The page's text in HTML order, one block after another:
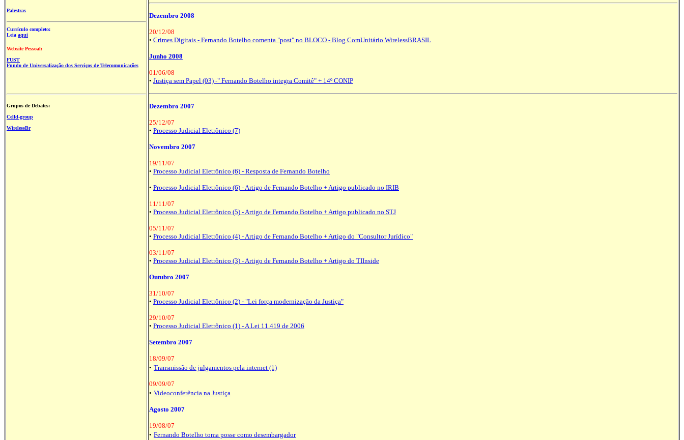
Palestras
Currículo completo:
Leia aqui
Website Pessoal:
FUST
Fundo de Universalização dos Serviços de Telecomunicações
Grupos de Debates:
Celld-group
WirelessBr
Dezembro 2008
20/12/08
• Crimes Digitais - Fernando Botelho comenta "post" no BLOCO - Blog ComUnitário WirelessBRASIL
Junho 2008
01/06/08
• Justiça sem Papel (03) -" Fernando Botelho integra Comitê" + 14º CONIP
Dezembro 2007
25/12/07
• Processo Judicial Eletrônico (7)
Novembro 2007
19/11/07
• Processo Judicial Eletrônico (6) - Resposta de Fernando Botelho
• Processo Judicial Eletrônico (6) - Artigo de Fernando Botelho + Artigo publicado no IRIB
11/11/07
• Processo Judicial Eletrônico (5) - Artigo de Fernando Botelho + Artigo publicado no STJ
05/11/07
• Processo Judicial Eletrônico (4) - Artigo de Fernando Botelho + Artigo do "Consultor Jurídico"
03/11/07
• Processo Judicial Eletrônico (3) - Artigo de Fernando Botelho + Artigo do TIInside
Outubro 2007
31/10/07
• Processo Judicial Eletrônico (2) - "Lei força modernização da Justiça"
29/10/07
• Processo Judicial Eletrônico (1) - A Lei 11.419 de 2006
Setembro 2007
18/09/07
• Transmissão de julgamentos pela internet (1)
09/09/07
• Videoconferência na Justiça
Agosto 2007
19/08/07
• Fernando Botelho toma posse como desembargador